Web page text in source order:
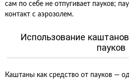
сам по себе не отпугивает пауков;
контакт с аэрозолем.
Использование
пауков
Каштаны как средство от пауков —